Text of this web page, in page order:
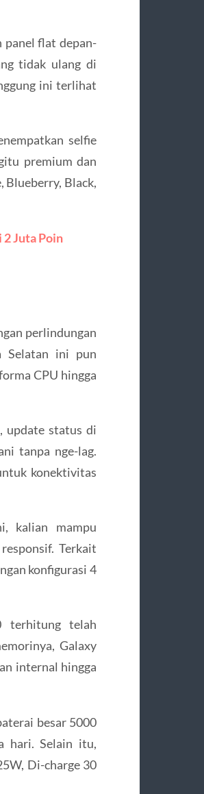
panel flat depan-
tidak ulang di
ini terlihat
selfie
premium dan
Blueberry, Black,
2 Juta Poin
perlindungan
Selatan ini pun
CPU hingga
update status di
tanpa nge-lag.
konektivitas
kalian mampu
Terkait
konfigurasi 4
terhitung telah
Galaxy
internal hingga
besar 5000
hari. Selain itu,
Di-charge 30